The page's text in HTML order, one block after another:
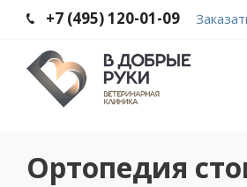
+7 (495) 120-01-09
Ортопедия